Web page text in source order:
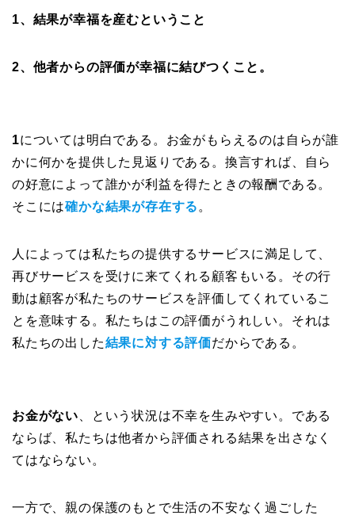
1、結果が幸福を産むということ
2、他者からの評価が幸福に結びつくこと。
1については明白である。お金がもらえるのは自らが誰
かに何かを提供した見返りである。換言すれば、自ら
の好意によって誰かが利益を得たときの報酬である。
そこには確かな結果が存在する 。
人によっては私たちの提供するサービスに満足して、
再びサービスを受けに来てくれる顧客もいる。その行
動は顧客が私たちのサービスを評価してくれているこ
とを意味する。私たちはこの評価がうれしい。それは
私たちの出した結果に対する評価だからである。
お金がない 、という状況は不幸を生みやすい。である
ならば、私たちは他者から評価される結果を出さなく
てはならない。
一方で、親の保護のもとで生活の不安なく過ごした